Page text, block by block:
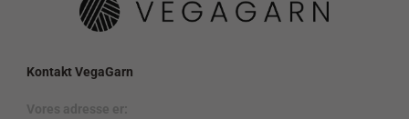
Kontakt VegaGarn
Vores adresse er: